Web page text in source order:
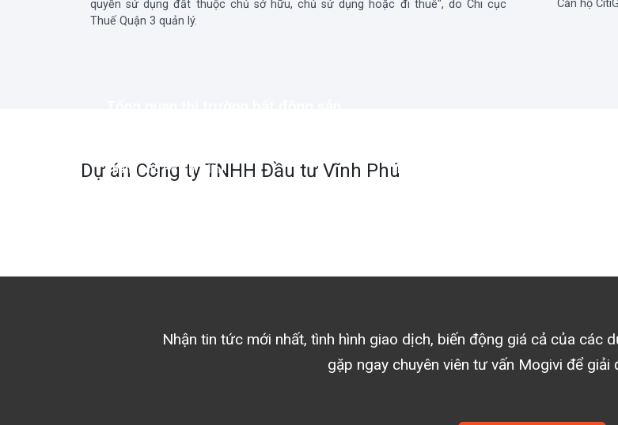
quyền sử dụng đất thuộc chủ sở hữu, chủ sử dụng hoặc đi thuê", do Chi cục
Thuế Quận 3 quản lý.
Căn hộ
Dự án Công ty TNHH Đầu tư Vĩnh Phú
Thành phố Hồ Chí Minh Thành phố Hồ Chí Minh
Nhận tin tức mới nhất, tình hình giao dịch, biến động giá cả của các
gặp ngay chuyên viên tư vấn Mogivi để giải